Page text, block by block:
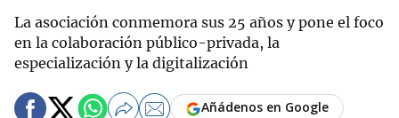
La asociación conmemora sus 25 años y pone el foco
en la colaboración público-privada, la
especialización y la digitalización
Añádenos en Google